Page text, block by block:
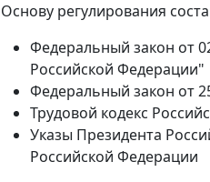
Основу регулирования
Федеральный закон от
Российской Федерации"
Федеральный закон от
Трудовой кодекс
Указы Президента
Российской Федерации